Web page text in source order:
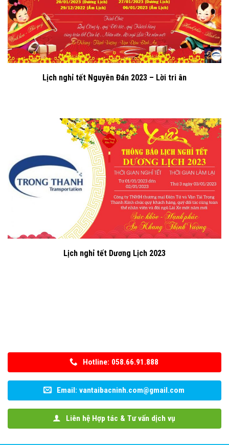
Lịch nghỉ tết Nguyên Đán 2023 – Lời tri ân
Lịch nghỉ tết Dương Lịch 2023
Hotline: 058.66.91.888
Email: vantaibacninh.com@gmail.com
Liên hệ Hợp tác & Tư vấn dịch vụ